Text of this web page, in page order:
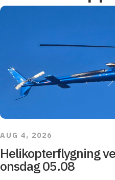
AUG 4, 2026
Helikopterflygning
onsdag 05.08